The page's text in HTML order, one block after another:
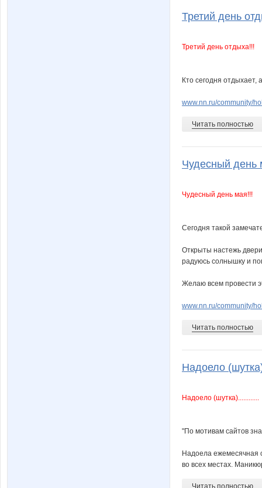
Третий день
Третий день отдыха!!!
Кто сегодня отдыхает,
www.nn.ru/community/
Читать полностью
Чудесный день
Чудесный день мая!!!
Сегодня такой
Открыты настежь
радуюсь солнышку и
Желаю всем провести
www.nn.ru/community/
Читать полностью
Надоело
Надоело (шутка)............
"По мотивам сайтов
Надоела ежемесячная
во всех местах.
Читать полностью